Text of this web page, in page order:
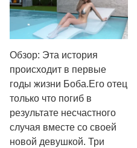
Обзор: Эта история
происходит в первые
годы жизни Боба.Его отец
только что погиб в
результате несчастного
случая вместе со своей
новой девушкой. Три